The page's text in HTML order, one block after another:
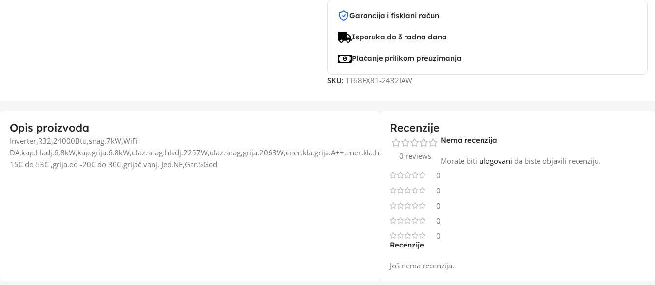
Garancija i fisklani račun
Isporuka do 3 radna dana
Plaćanje prilikom preuzimanja
SKU: TT68EX81-2432IAW
Opis proizvoda
Inverter,R32,24000Btu,snag.7kW,WiFi
DA,kap.hladj.6,8kW,kap.grija.6.8kW,ulaz.snag.hladj.2257W,ulaz.snag,grija.2063W,ener.kla.grija.A++,ener.kla.hladj.A+,SEER6.1,SCOP4.0,hladj.od
15C do 53C ,grija.od -20C do 30C,grijač vanj. Jed.NE,Gar.5God
Recenzije
0 reviews
0
0
0
0
0
Recenzije
Još nema recenzija.
Nema recenzija
Morate biti ulogovani da biste objavili recenziju.